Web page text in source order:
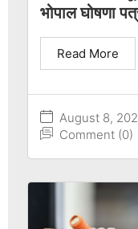
भोपाल घोषणा
August 8,
Comment (0)
Read More